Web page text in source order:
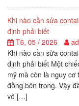
Khi nào cần sửa
định phải biết
T6, 05 / 2026
Khi nào cần sửa
định phải biết Một
mỹ mà còn là nguy
đồng bên trong. Vậy
vô […]